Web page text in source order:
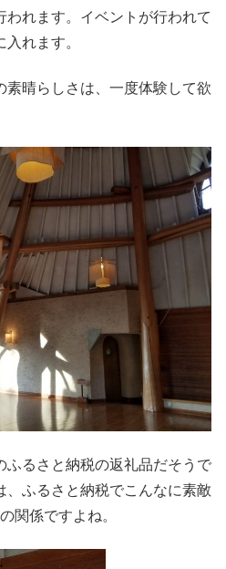
われます。イベントが行われて
れます。
素晴らしさは、一度体験して欲
ふるさと納税の返礼品だそうで
、ふるさと納税でこんなに素敵
関係ですよね。